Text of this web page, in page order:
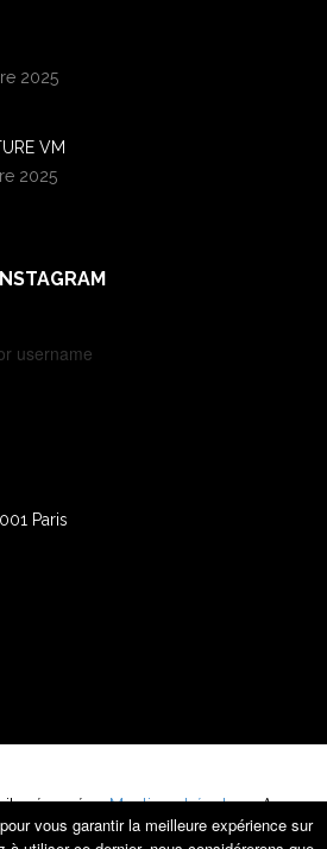
2025
VM
2025
username
Paris
réservés -Mentions Légales- Agence
Paris
vous garantir la meilleure expérience sur